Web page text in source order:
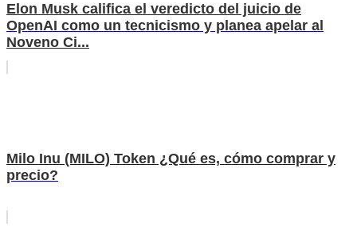
Elon Musk califica el veredicto del juicio de
OpenAI como un tecnicismo y planea apelar al
Noveno Ci...
Milo Inu (MILO) Token ¿Qué es, cómo comprar y
precio?